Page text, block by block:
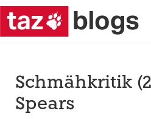
Schmähkritik
Spears